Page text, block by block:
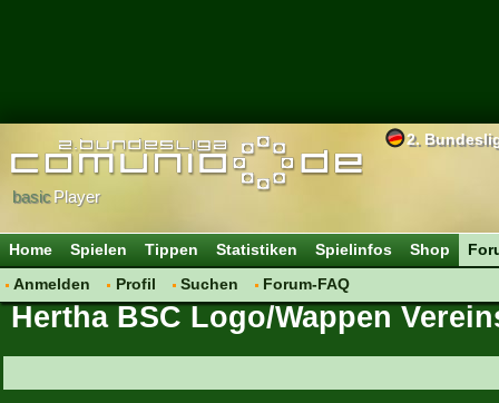
2.
basicPlayer
Home Spielen Tippen Statistiken Spielinfos Shop
Anmelden
Profil Suchen Forum-FAQ
Hertha BSC Logo/Wappen